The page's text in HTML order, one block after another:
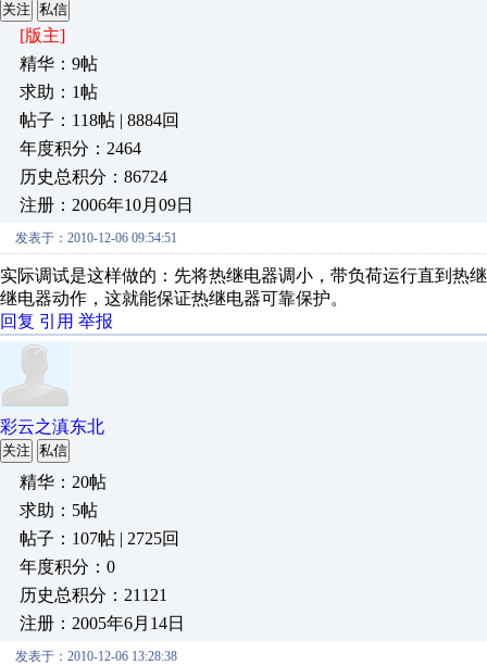
关注 私信
[版主]
精华：9帖
求助：1帖
帖子：118帖 | 8884回
年度积分：2464
历史总积分：86724
注册：2006年10月09日
发表于：2010-12-06 09:54:51
实际调试是这样做的：先将热继电器调小，带负荷运行直到热
继电器动作，这就能保证热继电器可靠保护。
回复 引用 举报
彩云之滇东北
关注 私信
精华：20帖
求助：5帖
帖子：107帖 | 2725回
年度积分：0
历史总积分：21121
注册：2005年6月14日
发表于：2010-12-06 13:28:38